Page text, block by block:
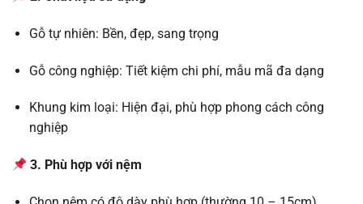
Gỗ tự nhiên: Bền, đẹp, sang trọng
Gỗ công nghiệp: Tiết kiệm chi phí, mẫu mã đa dạng
Khung kim loại: Hiện đại, phù hợp phong cách công
nghiệp
3. Phù hợp với nệm